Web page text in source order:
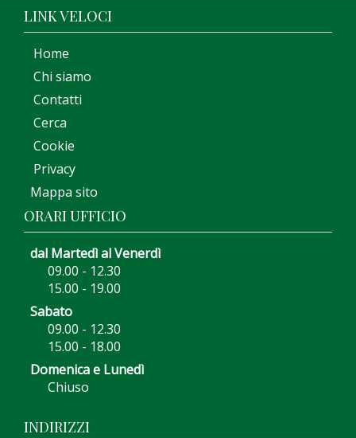
LINK VELOCI
Home
Chi siamo
Contatti
Cerca
Cookie
Privacy
Mappa sito
ORARI UFFICIO
dal Martedì al Venerdì
09.00 - 12.30
15.00 - 19.00
Sabato
09.00 - 12.30
15.00 - 18.00
Domenica e Lunedì
Chiuso
INDIRIZZI